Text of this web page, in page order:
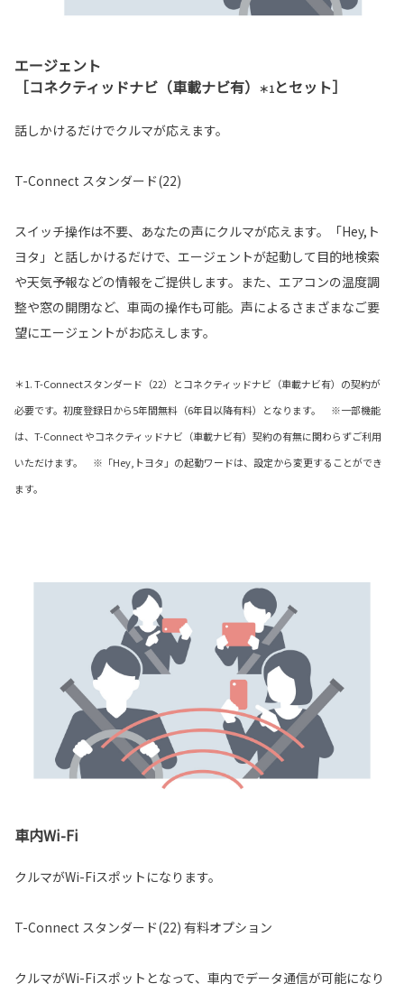
エージェント
［コネクティッドナビ（車載ナビ有）
＊1とセット］
話しかけるだけでクルマが応えます。
T-Connect スタンダード(22)
スイッチ操作は不要、あなたの声にクルマが応えます。「Hey,ト
ヨタ」と話しかけるだけで、エージェントが起動して目的地検索
や天気予報などの情報をご提供します。また、エアコンの温度調
整や窓の開閉など、車両の操作も可能。声によるさまざまなご要
望にエージェントがお応えします。
＊1. T-Connectスタンダード（22）とコネクティッドナビ（車載ナビ有）の契約が
必要です。初度登録日から5年間無料（6年目以降有料）となります。 ※一部機能
は、T-Connect やコネクティッドナビ（車載ナビ有）契約の有無に関わらずご利用
いただけます。 ※「Hey,トヨタ」の起動ワードは、設定から変更することができ
ます。
車内Wi-Fi
クルマがWi-Fiスポットになります。
T-Connect スタンダード(22) 有料オプション
クルマがWi-Fiスポットとなって、車内でデータ通信が可能になり